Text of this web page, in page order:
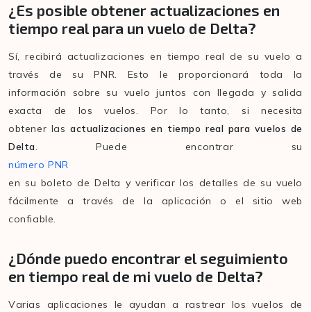
¿Es posible obtener actualizaciones en
tiempo real para un vuelo de Delta?
Sí, recibirá actualizaciones en tiempo real de su vuelo a
través de su PNR. Esto le proporcionará toda la
información sobre su vuelo juntos con llegada y salida
exacta de los vuelos. Por lo tanto, si necesita
obtener las actualizaciones en tiempo real para vuelos de
Delta. Puede encontrar su
número PNR
en su boleto de Delta y verificar los detalles de su vuelo
fácilmente a través de la aplicación o el sitio web
confiable.
¿Dónde puedo encontrar el seguimiento
en tiempo real de mi vuelo de Delta?
Varias aplicaciones le ayudan a rastrear los vuelos de